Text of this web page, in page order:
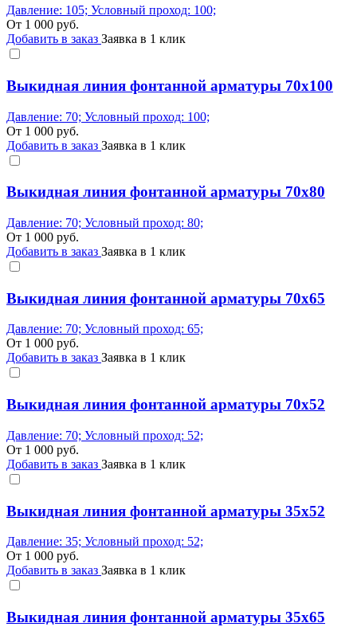
Давление: 105; Условный проход: 100;
От 1 000 руб.
Добавить в заказ Заявка в 1 клик
Выкидная линия фонтанной арматуры 70x100
Давление: 70; Условный проход: 100;
От 1 000 руб.
Добавить в заказ Заявка в 1 клик
Выкидная линия фонтанной арматуры 70x80
Давление: 70; Условный проход: 80;
От 1 000 руб.
Добавить в заказ Заявка в 1 клик
Выкидная линия фонтанной арматуры 70x65
Давление: 70; Условный проход: 65;
От 1 000 руб.
Добавить в заказ Заявка в 1 клик
Выкидная линия фонтанной арматуры 70x52
Давление: 70; Условный проход: 52;
От 1 000 руб.
Добавить в заказ Заявка в 1 клик
Выкидная линия фонтанной арматуры 35x52
Давление: 35; Условный проход: 52;
От 1 000 руб.
Добавить в заказ Заявка в 1 клик
Выкидная линия фонтанной арматуры 35x65